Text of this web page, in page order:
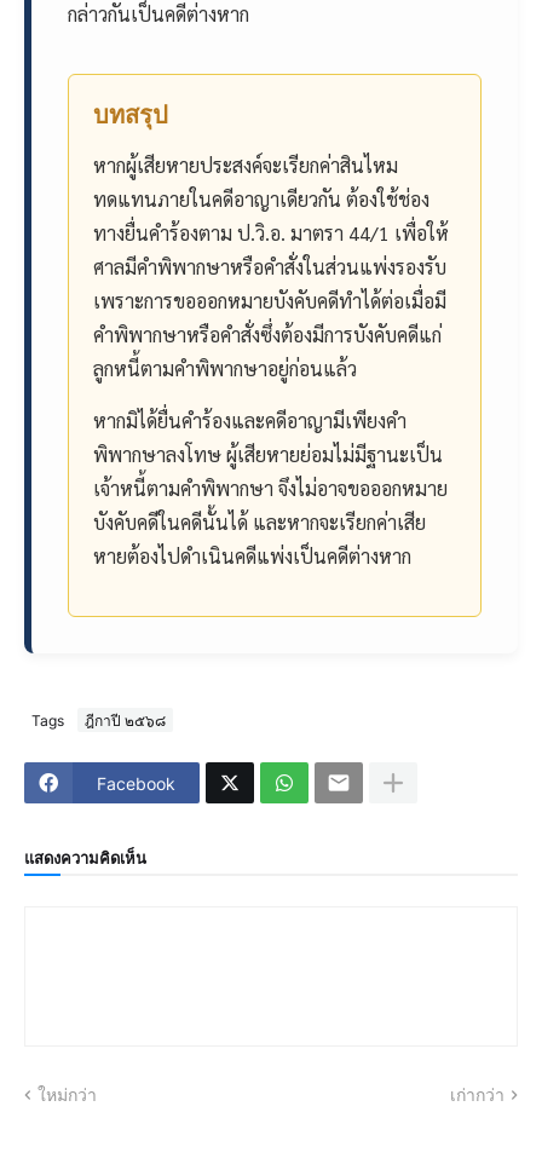
กล่าวกันเป็นคดีต่างหาก
บทสรุป
หากผู้เสียหายประสงค์จะเรียกค่าสินไหม
ทดแทนภายในคดีอาญาเดียวกัน ต้องใช้ช่อง
ทางยื่นคำร้องตาม ป.วิ.อ. มาตรา 44/1 เพื่อให้
ศาลมีคำพิพากษาหรือคำสั่งในส่วนแพ่งรองรับ
เพราะการขอออกหมายบังคับคดีทำได้ต่อเมื่อมี
คำพิพากษาหรือคำสั่งซึ่งต้องมีการบังคับคดีแก่
ลูกหนี้ตามคำพิพากษาอยู่ก่อนแล้ว
หากมิได้ยื่นคำร้องและคดีอาญามีเพียงคำ
พิพากษาลงโทษ ผู้เสียหายย่อมไม่มีฐานะเป็น
เจ้าหนี้ตามคำพิพากษา จึงไม่อาจขอออกหมาย
บังคับคดีในคดีนั้นได้ และหากจะเรียกค่าเสีย
หายต้องไปดำเนินคดีแพ่งเป็นคดีต่างหาก
Tags ฎีกาปี ๒๕๖๘
Facebook
แสดงความคิดเห็น
ใหม่กว่า เก่ากว่า